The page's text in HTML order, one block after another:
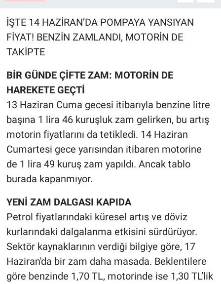
İŞTE 14 HAZİRAN’DA POMPAYA YANSIYAN
FİYAT! BENZİN ZAMLANDI, MOTORİN DE
TAKİPTE
BİR GÜNDE ÇİFTE ZAM: MOTORİN DE
HAREKETE GEÇTİ
13 Haziran Cuma gecesi itibarıyla benzine litre
başına 1 lira 46 kuruşluk zam gelirken, bu artış
motorin fiyatlarını da tetikledi. 14 Haziran
Cumartesi gece yarısından itibaren motorine
de 1 lira 49 kuruş zam yapıldı. Ancak tablo
burada kapanmıyor.
YENİ ZAM DALGASI KAPIDA
Petrol fiyatlarındaki küresel artış ve döviz
kurlarındaki dalgalanma etkisini sürdürüyor.
Sektör kaynaklarının verdiği bilgiye göre, 17
Haziran'da bir zam daha masada. Beklentilere
göre benzinde 1,70 TL, motorinde ise 1,30 TL’lik